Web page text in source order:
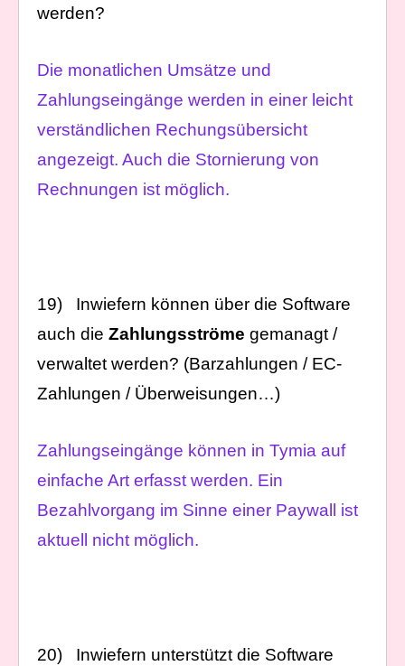
werden?
Die monatlichen Umsätze und
Zahlungseingänge werden in einer leicht
verständlichen Rechungsübersicht
angezeigt. Auch die Stornierung von
Rechnungen ist möglich.
19) Inwiefern können über die Software
auch die Zahlungsströme gemanagt /
verwaltet werden? (Barzahlungen / EC-
Zahlungen / Überweisungen…)
Zahlungseingänge können in Tymia auf
einfache Art erfasst werden. Ein
Bezahlvorgang im Sinne einer Paywall ist
aktuell nicht möglich.
20) Inwiefern unterstützt die Software